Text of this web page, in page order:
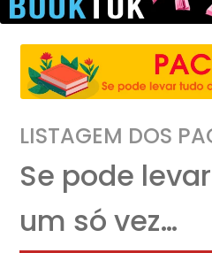
LISTAGEM DOS
Se pode
um só vez…